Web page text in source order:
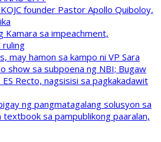
founder Pastor Apollo Quiboloy,
Kamara sa impeachment,
ruling
may hamon sa kampo ni VP Sara
show sa subpoena ng NBI; Bugaw
ES Recto, nagsisisi sa pagkakadawit
ng pangmatagalang solusyon sa
textbook sa pampublikong paaralan,